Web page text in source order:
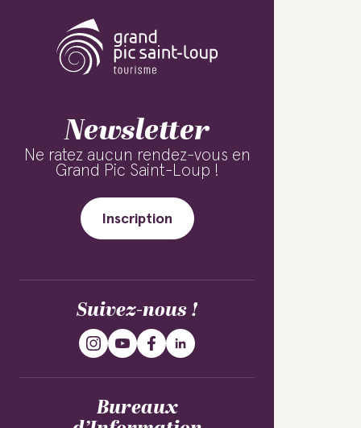
Newsletter
Ne ratez aucun rendez-vous en
Grand Pic Saint-Loup !
Inscription
Suivez-nous !
Bureaux